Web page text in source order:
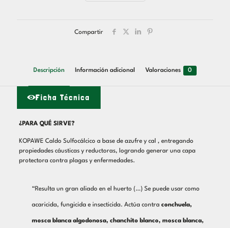
Compartir
Descripción Información adicional Valoraciones 0
Ficha Técnica
¿PARA QUÉ SIRVE?
KOPAWE Caldo Sulfocálcico a base de azufre y cal , entregando
propiedades cáusticas y reductoras, logrando generar una capa
protectora contra plagas y enfermedades.
“Resulta un gran aliado en el huerto (…) Se puede usar como
acaricida, fungicida e insecticida. Actúa contra conchuela,
mosca blanca algodonosa, chanchito blanco, mosca blanca,